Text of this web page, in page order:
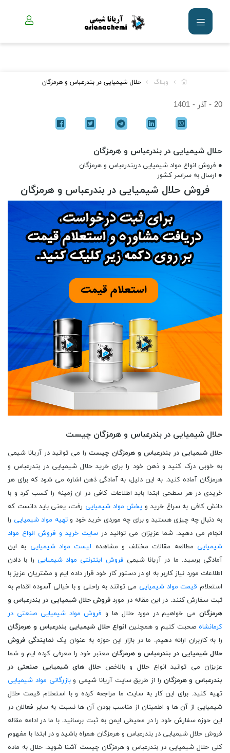
وبلاگ حلال شیمیایی در بندرعباس و هرمزگان
20 - آذر - 1401
حلال شیمیایی در بندرعباس و هرمزگان
● فروش انواع مواد شیمیایی دربندرعباس و هرمزگان
● ارسال به سراسر کشور
فروش حلال شیمیایی در بندرعباس و هرمزگان
حلال شیمیایی در بندرعباس و هرمزگان چیست
حلال شیمیایی در بندرعباس و هرمزگان چیست را می توانید در آریانا شیمی
به خوبی درک کنید و ذهن خود را برای خرید حلال شیمیایی در بندرعباس و
هرمزگان آماده کنید. به این دلیل، به آمادگی ذهن اشاره می شود که برای هر
خریدی در هر سطحی ابتدا باید اطلاعات کافی در ان زمینه را کسب کرد و با
دانش کافی به سراغ خرید و پخش مواد شیمیایی رفت، یعنی باید دانست که
به دنبال چه چیزی هستید و برای چه موردی خرید خود و تهیه مواد شیمیایی را
انجام می دهید. شما عزیزان می توانید در سایت خرید و فروش انواع مواد
شیمیایی مطالعه مقالات مختلف و مشاهده لیست مواد شیمیایی به این
آمادگی برسید. ما در آریانا شیمی فروش اینترنتی مواد شیمیایی را با دادن
اطلاعات مورد نیاز کاربر به او در دستور کار خود قرار داده ایم و مشتریان عزیز با
استعلام قیمت مواد شیمیایی می توانند به راحتی و با خیالی آسوده اقدام به
ثبت سفارش کنند. در این مقاله در مورد فروش حلال شیمیایی در بندرعباس و
هرمزگانمی خواهیم در مورد حلال ها و فروش مواد شیمیایی صنعتی در
کرمانشاه صحبت کنیم و همچنین انواع حلال شیمیایی بندرعباس و هرمزگان
را به کاربران ارائه دهیم. ما در بازار این حوزه به عنوان یک نمایندگی فروش
حلال شیمیایی در بندرعباس و هرمزگان معتبر خود را معرفی کرده ایم و شما
عزیزان می توانید انواع حلال و بالاخص حلال های شیمیایی صنعتی در
بندرعباس و هرمزگان را از طریق سایت آریانا شیمی وبازرگانی مواد شیمیایی
تهیه کنید. برای این کار به سایت ما مراجعه کرده و با استعلام قیمت حلال
شیمیایی از آن ها و اطمینان از مناسب بودن آن ها نسبت به سایر فعالان در
این حوزه سفارش خود را در محیطی ایمن به ثبت برسانید. با ما در ادامه مقاله
فروش حلال شیمیایی در بندرعباس و هرمزگان همراه باشید و در ابتدا با مفهوم
کلی حلال شیمیایی در بندرعباس و هرمزگان چیست آشنا شوید. حلال به ماده